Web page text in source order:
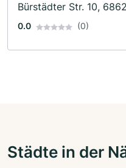
Bürstädter Str. 10,
0.0 (0)
Städte in der